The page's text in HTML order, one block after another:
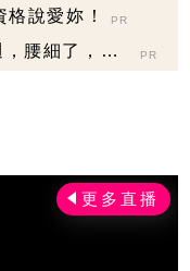
說愛妳！ PR
腰細了，瘦
PR